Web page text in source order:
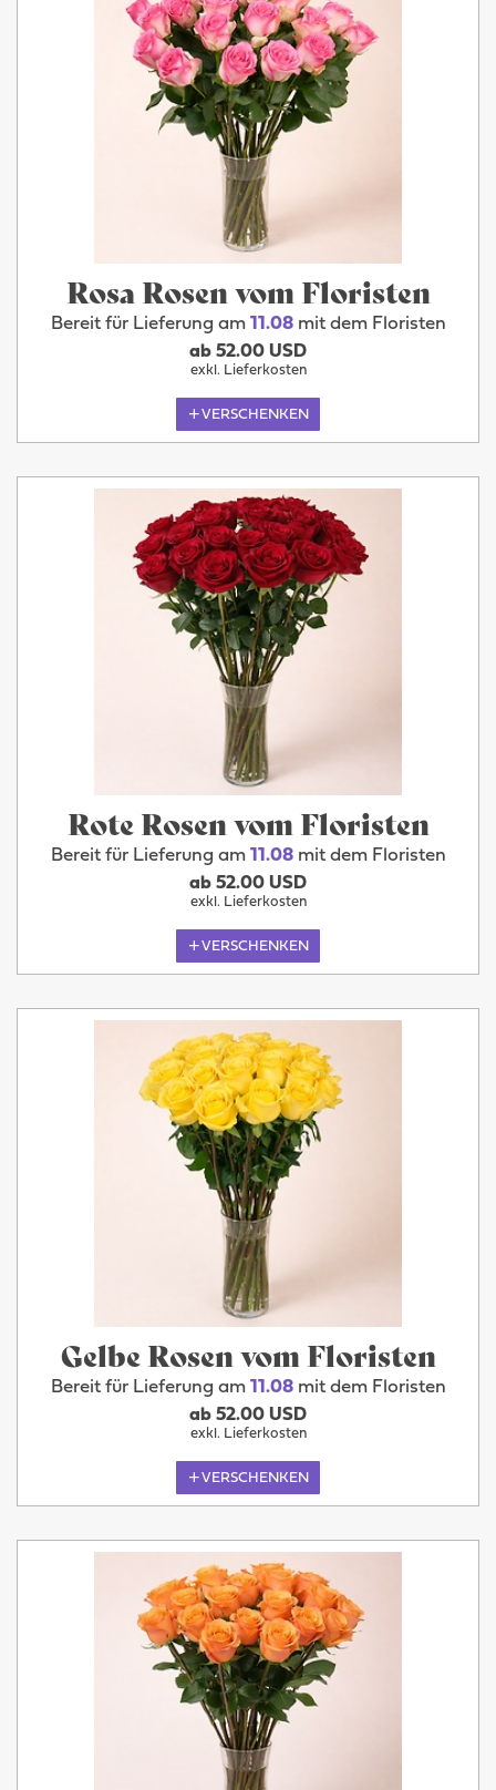
Rosa Rosen vom Floristen
Bereit für Lieferung am 11.08mit dem Floristen
ab 52.00 USD
exkl. Lieferkosten
VERSCHENKEN
Rote Rosen vom Floristen
Bereit für Lieferung am 11.08mit dem Floristen
ab 52.00 USD
exkl. Lieferkosten
VERSCHENKEN
Gelbe Rosen vom Floristen
Bereit für Lieferung am 11.08mit dem Floristen
ab 52.00 USD
exkl. Lieferkosten
VERSCHENKEN